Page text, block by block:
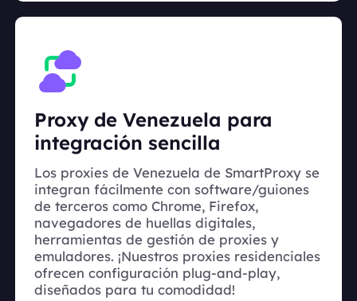
Proxy de Venezuela para
integración sencilla
Los proxies de Venezuela de SmartProxy se
integran fácilmente con software/guiones
de terceros como Chrome, Firefox,
navegadores de huellas digitales,
herramientas de gestión de proxies y
emuladores. ¡Nuestros proxies residenciales
ofrecen configuración plug-and-play,
diseñados para tu comodidad!